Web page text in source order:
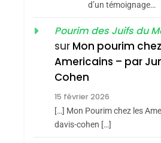
De
De
Du
DAFINA MAROC
Oeil
2
d’un témoignage…
Pourim des Juifs du
sur Mon pourim
Americains – par
Cohen
15 février 2026
[…] Mon Pourim chez les
davis-cohen […]